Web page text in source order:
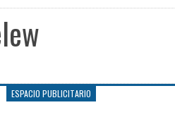
DEPORTES
ELECCIONES 2025
LEGISLATIVO
CULTURA
GENERAL
ESPACIO PUBLICITARIO